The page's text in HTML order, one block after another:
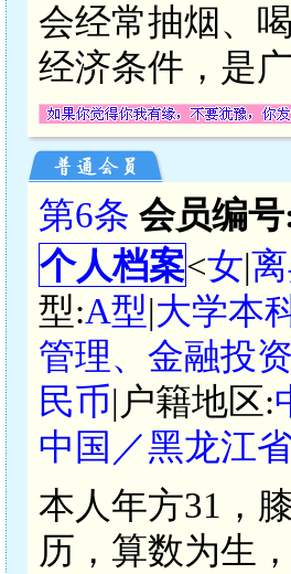
会经常抽烟、
经济条件，是
第6条 会员编号
个人档案<女|
型:A型|大学本
管理、金融投
民币|户籍地区:
中国／黑龙江
本人年方31，
历，算数为生